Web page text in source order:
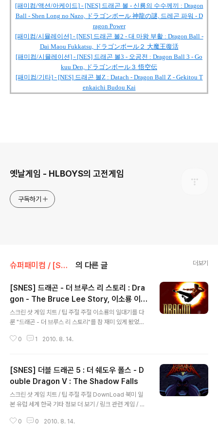
[패미컴/액션/아케이드] - [NES] 드래곤 볼 - 신룡의 수수께끼 : Dragon
Ball - Shen Long no Nazo, ドラゴンボール 神龍の謎, 드레곤 파워 - D
ragon Power
[패미컴/시뮬레이션] - [NES] 드래곤 볼2 - 대 마왕 부활 : Dragon Ball -
Dai Maou Fukkatsu, ドラゴンボール２ 大魔王復活
[패미컴/시뮬레이션] - [NES] 드래곤 볼3 - 오공전 : Dragon Ball 3 - Go
kuu Den, ドラゴンボール３ 悟空伝
[패미컴/기타] - [NES] 드래곤 볼Z : Datach - Dragon Ball Z - Gekitou T
enkaichi Budou Kai
옛날게임 - HLBOYS의 고전게임
구독하기
슈퍼패미컴 / [SNES] [SFC]/액션/아케이드 의 다른 글 더보기
[SNES] 드래곤 - 더 브루스 리 스토리 : Dra
gon - The Bruce Lee Story, 이소룡 이야
기
스크린 샷 게임 치트 / 팁 주절 주절 이소룡의 일대기를 다
룬 "드래곤 - 더 브루스 리 스토리"를 참 재미 있게 봤었습
지요. 이소룡 게임 중에서 가장 근사하네요. DownLoad
아케이드] - [GEN] 드래곤 - 더 브루스 리 스토리 : Drag
on - The Bruce Lee Story, 이소룡 [MSX/액션/아케
이드] - [MSX] 이소룡 - Bruce Lee [세가 마스터 시스
템/액션/아케이드] - [SMS] 드래곤 : 브루스 리 스토리 -
0 1 2010. 8. 14.
[SNES] 더블 드래곤 5 : 더 쉐도우 폴스 - D
ouble Dragon V : The Shadow Falls
스크린 샷 게임 치트 / 팁 주절 주절 DownLoad 북미 일
본 유럽 세계 한국 기타 정보 더 보기 / 링크 관련 게임 / 다
틀토드 & 더블 드래곤 - 울티메이트 팀 : Battletoads &
0 0 2010. 8. 14.